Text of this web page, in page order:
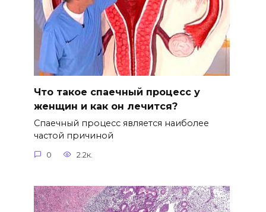
Что такое спаечный процесс у
женщин и как он лечится?
Спаечный процесс является наиболее
частой причиной
0 2.2к.